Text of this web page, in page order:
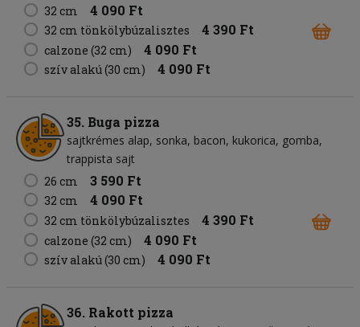
32 cm 4 090 Ft
32 cm tönkölybúzalisztes 4 390 Ft
calzone (32 cm) 4 090 Ft
szív alakú (30 cm) 4 090 Ft
35. Buga pizza
sajtkrémes alap sonka bacon kukorica gomba
trappista sajt
26 cm
3 590 Ft
32 cm 4 090 Ft
32 cm tönkölybúzalisztes 4 390 Ft
calzone (32 cm) 4 090 Ft
szív alakú (30 cm) 4 090 Ft
36. Rakott pizza